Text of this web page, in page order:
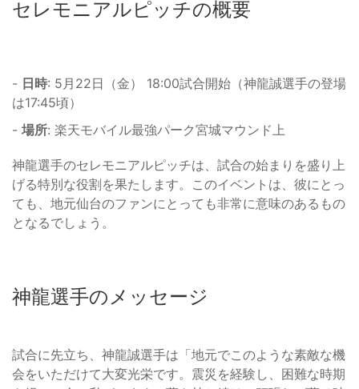
セレモニアルピッチの概要
- 日時: 5月22日（金） 18:00試合開始（神龍誠選手の登場
は17:45頃）
- 場所: 楽天モバイル最強パーク宮城マウンド上
神龍選手のセレモニアルピッチは、試合の始まりを盛り上
げる特別な役割を果たします。このイベントは、彼にとっ
ても、地元仙台のファンにとっても非常に意味のあるもの
となるでしょう。
神龍選手のメッセージ
試合に先立ち、神龍誠選手は「地元でこのような素敵な機
会をいただけて大変光栄です。震災を経験し、困難な時期